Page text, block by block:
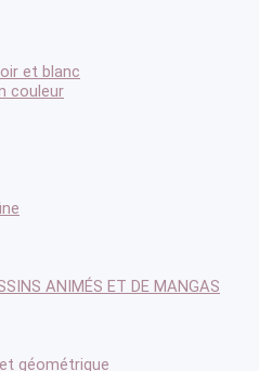
et blanc
couleur
ANIMÉS ET DE MANGAS
géométrique